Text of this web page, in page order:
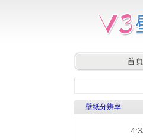
首頁
壁紙分辨率